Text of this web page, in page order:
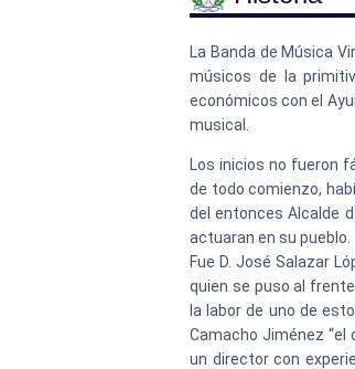
La Banda de Música
músicos de la
económicos con el
musical.
Los inicios no fueron
de todo comienzo,
del entonces Alcalde
actuaran en su pueblo.
Fue D. José Salazar
quien se puso al
la labor de uno de
Camacho Jiménez “el
un director con